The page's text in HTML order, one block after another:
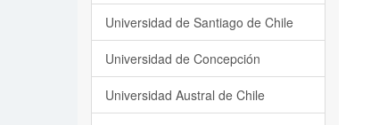
Universidad de Santiago de Chile
Universidad de Concepción
Universidad Austral de Chile